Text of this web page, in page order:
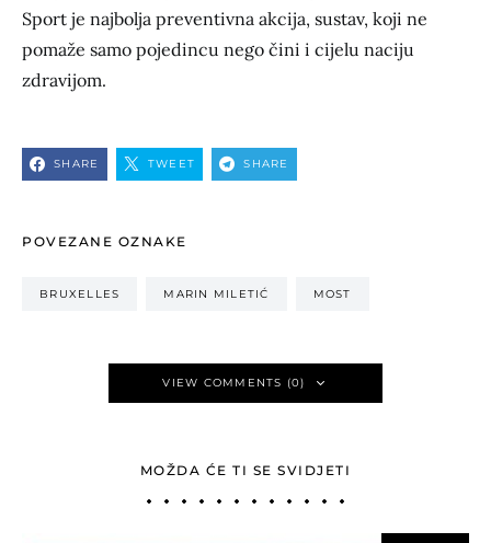
Sport je najbolja preventivna akcija, sustav, koji ne
pomaže samo pojedincu nego čini i cijelu naciju
zdravijom.
SHARE TWEET SHARE
POVEZANE OZNAKE
BRUXELLES MARIN MILETIĆ MOST
VIEW COMMENTS (0)
MOŽDA ĆE TI SE SVIDJETI